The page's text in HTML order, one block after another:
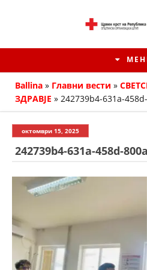
ИСТОРИЈАТ НА
Ballina » Главни вести »
ЗДРАВЈЕ » 242739b4-631a-
октомври 15, 2025
242739b4-631a-458d-